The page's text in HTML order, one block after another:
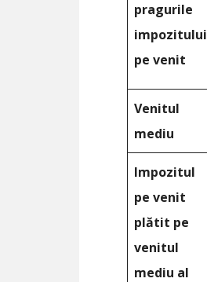
pragurile
impozitului
pe venit
Venitul
mediu
Impozitul
pe venit
plătit pe
venitul
mediu al